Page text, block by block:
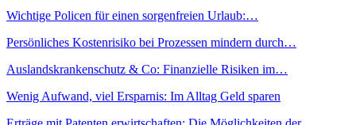
Wichtige Policen für einen sorgenfreien Urlaub:…
Persönliches Kostenrisiko bei Prozessen mindern durch…
Auslandskrankenschutz & Co: Finanzielle Risiken im…
Wenig Aufwand, viel Ersparnis: Im Alltag Geld sparen